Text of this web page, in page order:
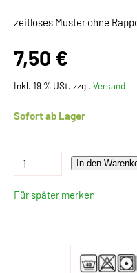
zeitloses Muster ohne
7,50 €
Inkl. 19 % USt. zzgl. Versand
Sofort ab Lager
In den
Für später merken